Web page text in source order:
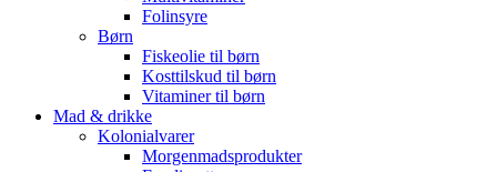
Folinsyre
Børn
Fiskeolie til børn
Kosttilskud til børn
Vitaminer til børn
Mad & drikke
Kolonialvarer
Morgenmadsprodukter